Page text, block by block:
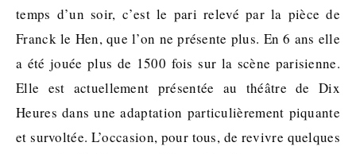
temps d’un soir, c’est le pari relevé par la pièce de
Franck le Hen, que l’on ne présente plus. En 6 ans elle
a été jouée plus de 1500 fois sur la scène parisienne.
Elle est actuellement présentée au théâtre de Dix
Heures dans une adaptation particulièrement piquante
et survoltée. L’occasion, pour tous, de revivre quelques